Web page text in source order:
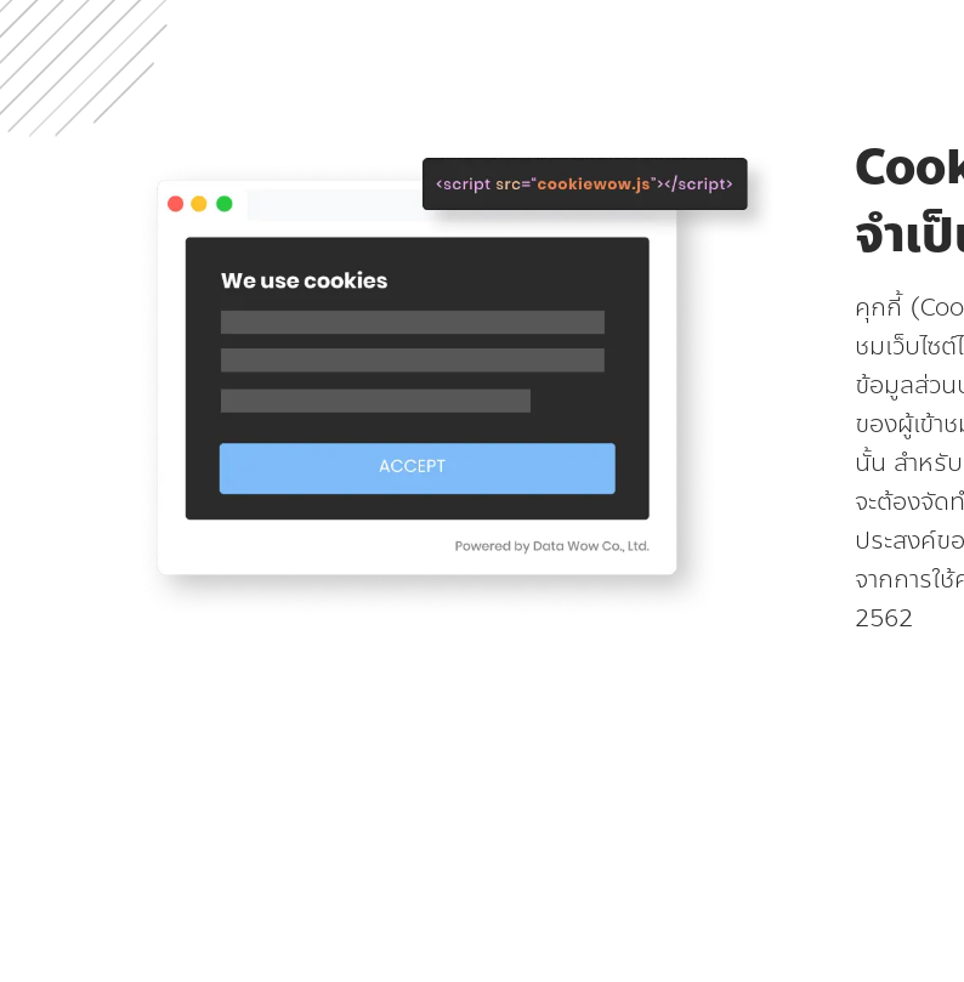
จำเ
คุกกี้
ชมเว็บไซ
ข้อมูลส่วน
ของผู้เข้า
นั้น สำหรั
จะต้องจัด
ประสงค์ข
จากการ
2562